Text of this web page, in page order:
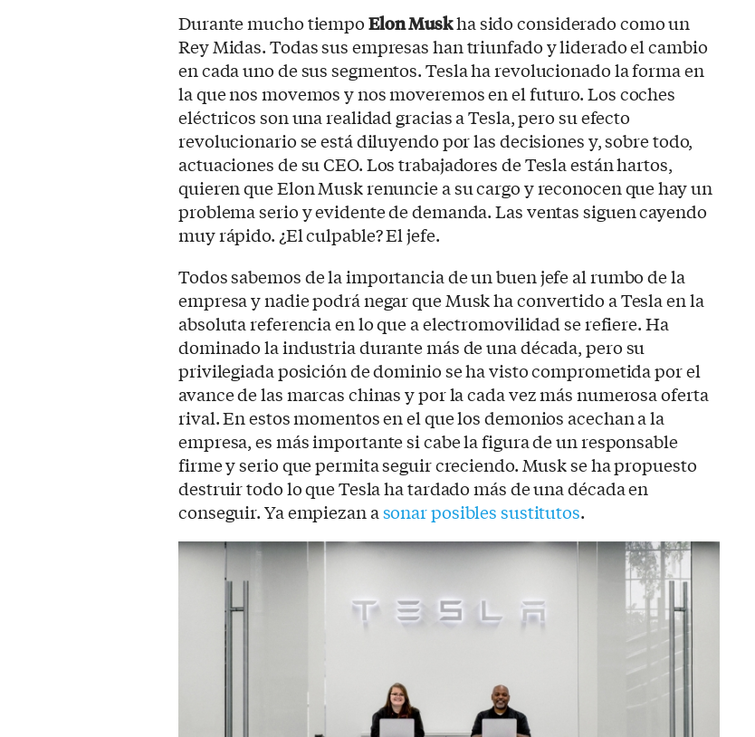
Durante mucho tiempoElon Muskha sido considerado como un
Rey Midas. Todas sus empresas han triunfado y liderado el cambio
en cada uno de sus segmentos. Tesla ha revolucionado la forma en
la que nos movemos y nos moveremos en el futuro. Los coches
eléctricos son una realidad gracias a Tesla, pero su efecto
revolucionario se está diluyendo por las decisiones y, sobre todo,
actuaciones de su CEO. Los trabajadores de Tesla están hartos,
quieren que Elon Musk renuncie a su cargo y reconocen que hay un
problema serio y evidente de demanda. Las ventas siguen cayendo
muy rápido. ¿El culpable? El jefe.
Todos sabemos de la importancia de un buen jefe al rumbo de la
empresa y nadie podrá negar que Musk ha convertido a Tesla en la
absoluta referencia en lo que a electromovilidad se refiere. Ha
dominado la industria durante más de una década, pero su
privilegiada posición de dominio se ha visto comprometida por el
avance de las marcas chinas y por la cada vez más numerosa oferta
rival. En estos momentos en el que los demonios acechan a la
empresa, es más importante si cabe la figura de un responsable
firme y serio que permita seguir creciendo. Musk se ha propuesto
destruir todo lo que Tesla ha tardado más de una década en
conseguir. Ya empiezan asonar posibles sustitutos.